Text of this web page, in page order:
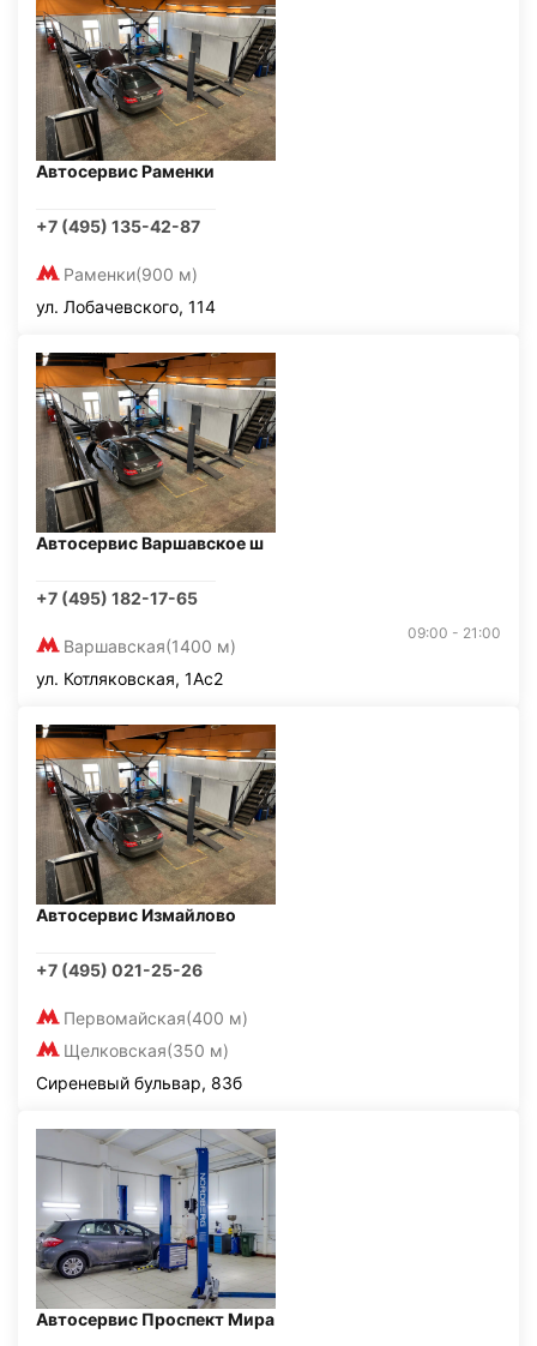
Автосервис Раменки
+7 (495) 135-42-87
Раменки(900 м)
ул. Лобачевского, 114
Автосервис Варшавское ш
+7 (495) 182-17-65
Варшавская(1400 м)
09:00 - 21:00
ул. Котляковская, 1Ас2
Автосервис Измайлово
+7 (495) 021-25-26
Первомайская(400 м)
Щелковская(350 м)
Сиреневый бульвар, 83б
Автосервис Проспект Мира